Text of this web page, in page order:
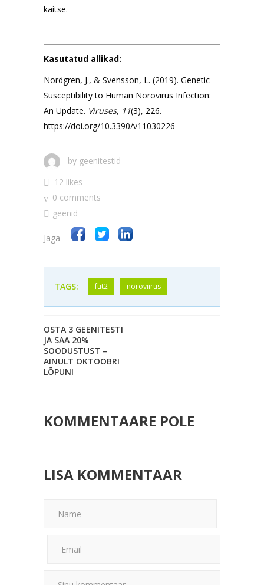
kaitse.
Kasutatud allikad:
Nordgren, J., & Svensson, L. (2019). Genetic
Susceptibility to Human Norovirus Infection:
An Update. Viruses, 11(3), 226.
https://doi.org/10.3390/v11030226
by geenitestid
12 likes
0 comments
geenid
Jaga
TAGS: fut2 noroviirus
OSTA 3 GEENITESTI
JA SAA 20%
SOODUSTUST –
AINULT OKTOOBRI
LÕPUNI
KOMMENTAARE POLE
LISA KOMMENTAAR